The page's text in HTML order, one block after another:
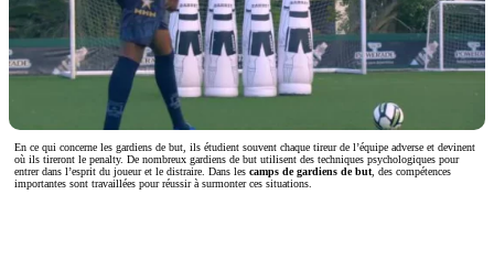
En ce qui concerne les gardiens de but, ils étudient souvent chaque tireur de l’équipe adverse et devinent
où ils tireront le penalty. De nombreux gardiens de but utilisent des techniques psychologiques pour
entrer dans l’esprit du joueur et le distraire. Dans les camps de gardiens de but, des compétences
importantes sont travaillées pour réussir à surmonter ces situations.